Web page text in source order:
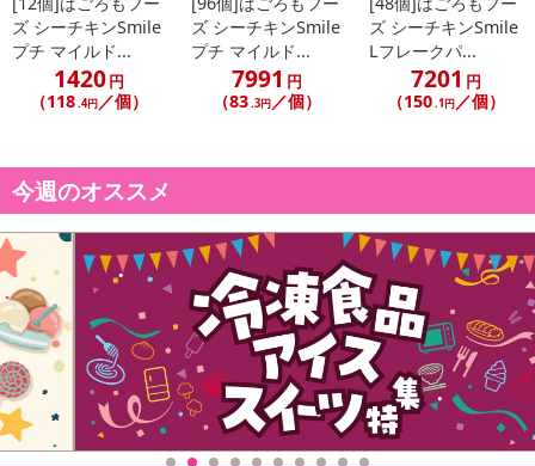
ズ シーチキンSmile
プチ マイルド...
1420円
（118.4円／個）
ズ シーチキンSmile
プチ マイルド...
7991 円
（83.3円 ／個）
ズ シーチキンSmile
Lフレークパ...
7201 円
（150.1円 ／個）
今週のオススメ